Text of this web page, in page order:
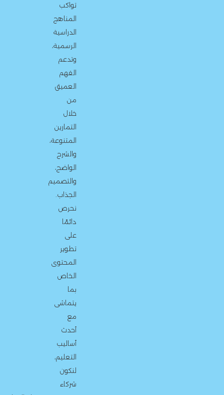
تواكب
المناهج
الدراسية
الرسمية،
وتدعم
الفهم
العميق
من
خلال
التمارين
المتنوعة،
والشرح
الواضح،
والتصميم
الجذاب.
نحرص
دائمًا
على
تطوير
المحتوى
الخاص
بما
يتماشى
مع
أحدث
أساليب
التعليم،
لنكون
شركاء